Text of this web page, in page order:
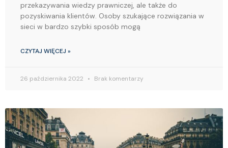
przekazywania wiedzy prawniczej, ale także do
pozyskiwania klientów. Osoby szukające rozwiązania w
sieci w bardzo szybki sposób mogą
CZYTAJ WIĘCEJ »
26 października 2022 Brak komentarzy